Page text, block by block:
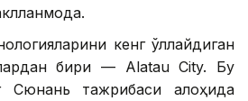
кенг қўллайдиган
бири — Alatau City. Бу
Сюнань тажрибаси алоҳида